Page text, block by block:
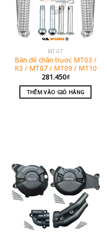
MT-07
Bàn để chân trước MT03 /
R3 / MT07 / MT09 / MT10
281.450₫
THÊM VÀO GIỎ HÀNG